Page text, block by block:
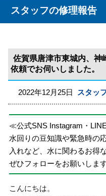
スタッフの修理報告
佐賀県唐津市東城内、神
依頼でお伺いしました。
2022年12月25日 スタッ
≪公式SNS Instagram・
水回りの豆知識や緊急時の
入れなど、水に関わるお得
ぜひフォローをお願いしま
こんにちは。